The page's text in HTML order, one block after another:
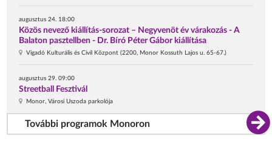
augusztus 24. 18:00
Közös nevező kiállítás-sorozat – Negyvenöt év várakozás - A
Balaton pasztellben - Dr. Bíró Péter Gábor kiállítása
Vigadó Kulturális és Civil Központ (2200, Monor Kossuth Lajos u. 65-67.)
augusztus 29. 09:00
Streetball Fesztivál
Monor, Városi Uszoda parkolója
További programok Monoron